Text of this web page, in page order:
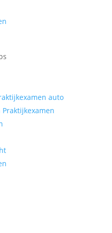
auto
Praktijkexamen